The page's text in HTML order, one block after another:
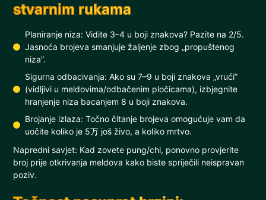
stvarnim rukama
Planiranje niza: Vidite 3–4 u boji znakova? Pazite na 2/5.
Jasnoća brojeva smanjuje žaljenje zbog „propuštenog
niza”.
Sigurna odbacivanja: Ako su 7–9 u boji znakova „vrući”
(vidljivi u meldovima/odbačenim pločicama), izbjegnite
hranjenje niza bacanjem 8 u boji znakova.
Brojanje izlaza: Točno čitanje brojeva omogućuje vam da
uočite koliko je 5万 još živo, a koliko mrtvo.
Napredni savjet: Kad zovete pung/chi, ponovno provjerite
broj prije otkrivanja meldova kako biste spriječili neispravan
poziv.